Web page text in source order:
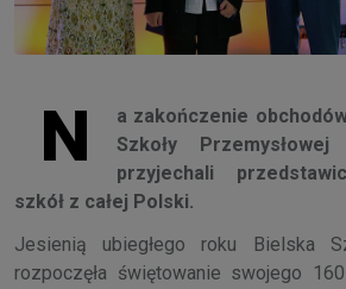
N
a zakończenie
Szkoły
przyjechali
szkół z całej Polski.
Jesienią ubiegłego roku Bielska
rozpoczęła świętowanie swojego